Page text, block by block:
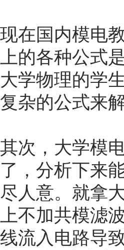
现在国内模电
上的各种公式
大学物理的学
复杂的公式来
其次，大学模
了，分析下来
尽人意。就拿
上不加共模滤
线流入电路导